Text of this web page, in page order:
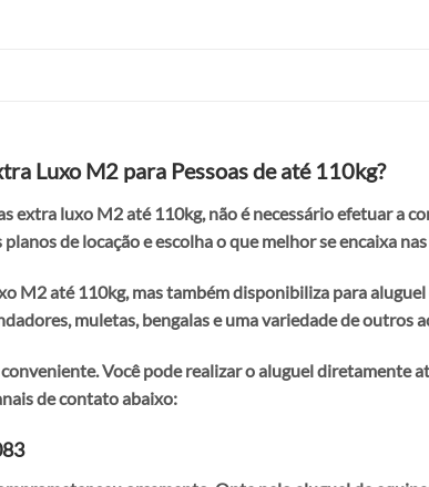
Luxo M2 para Pessoas de até 110kg?
extra luxo M2 até 110kg, não é necessário efetuar a
de locação e escolha o que melhor se encaixa
M2 até 110kg, mas também disponibiliza para
muletas, bengalas e uma variedade de outros
Você pode realizar o aluguel diretamente
de contato abaixo: